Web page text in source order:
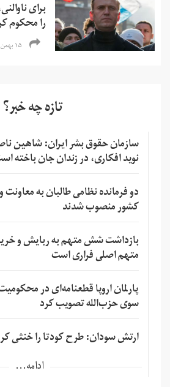
برای
را محکوم
۱۵ بهمن ۱۳۹۹
تازه چه خبر؟
سازمان حقوق بشر ایران: شاهین
نوید افکاری، در زندان جان باخته
دو فرمانده نظامی طالبان به
کشور منصوب شدند
بازداشت شش متهم به ربایش و
متهم اصلی فراری است
پارلمان اروپا قطعنامه‌ای در
سوی حزب‌الله تصویب کرد
ارتش سودان: طرح کودتا را خنثی
ادامه...